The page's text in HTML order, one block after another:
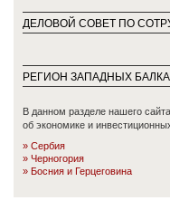
ДЕЛОВОЙ СОВЕТ ПО
РЕГИОН ЗАПАДНЫХ
В данном разделе нашего
об экономике и
Сербия
Черногория
Босния и Герцеговинa